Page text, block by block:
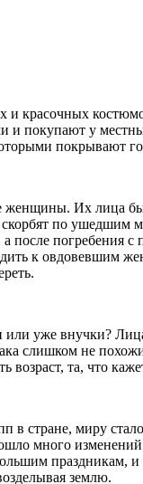
красочных
и покупают у
покрывают
женщины. Их лица
по ушедшим
после погребения
к овдовевшим
уже внучки?
слишком не
возраст, та, что
в стране, миру
много
праздникам,
землю.